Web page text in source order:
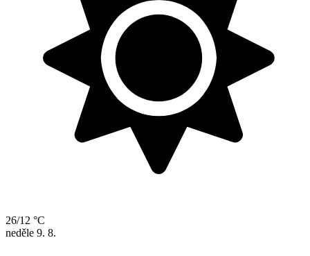
26/12 °C
neděle 9. 8.